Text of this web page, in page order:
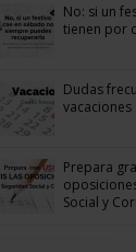
No: si un
tienen por
Dudas
vacaciones
Prepara
Social y